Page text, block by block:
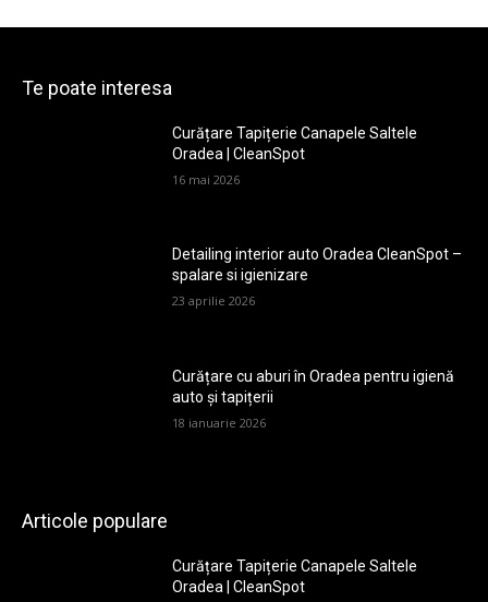
Te poate interesa
Curățare Tapițerie Canapele Saltele
Oradea | CleanSpot
16 mai 2026
Detailing interior auto Oradea CleanSpot –
spalare si igienizare
23 aprilie 2026
Curățare cu aburi în Oradea pentru igienă
auto și tapițerii
18 ianuarie 2026
Articole populare
Curățare Tapițerie Canapele Saltele
Oradea | CleanSpot